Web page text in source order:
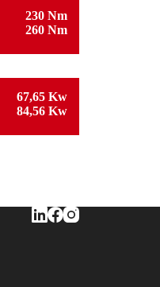
230 Nm
260 Nm
67,65 Kw
84,56 Kw